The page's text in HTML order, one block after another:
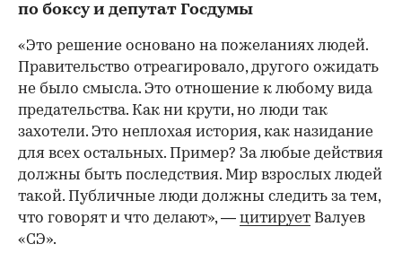
по боксу и депутат Госдумы
«Это решение основано на пожеланиях людей.
Правительство отреагировало, другого ожидать
не было смысла. Это отношение к любому вида
предательства. Как ни крути, но люди так
захотели. Это неплохая история, как назидание
для всех остальных. Пример? За любые действия
должны быть последствия. Мир взрослых людей
такой. Публичные люди должны следить за тем,
что говорят и что делают», — цитирует Валуев
«СЭ».